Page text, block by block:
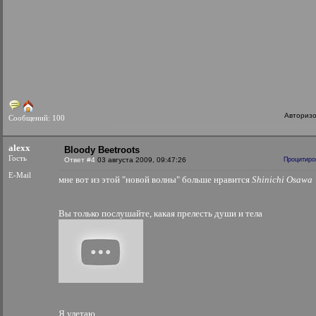
Сообщений: 100
alexx
Гость
E-Mail
Bloody Beetroots
Ответ #4 03 августа 2009, 09:47:26
мне вот из этой "новой волны" больше нравится Shinichi Osawa
Вы только послушайте, какая прелесть души и тела
Я улетаю..